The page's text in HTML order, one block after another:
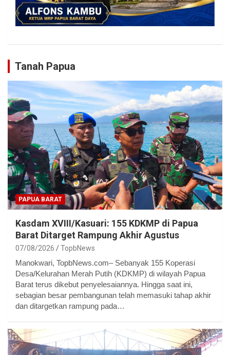
Tanah Papua
PAPUA BARAT
Kasdam XVIII/Kasuari: 155 KDKMP di Papua
Barat Ditarget Rampung Akhir Agustus
07/08/2026 TopbNews
Manokwari, TopbNews.com– Sebanyak 155 Koperasi
Desa/Kelurahan Merah Putih (KDKMP) di wilayah Papua
Barat terus dikebut penyelesaiannya. Hingga saat ini,
sebagian besar pembangunan telah memasuki tahap akhir
dan ditargetkan rampung pada…